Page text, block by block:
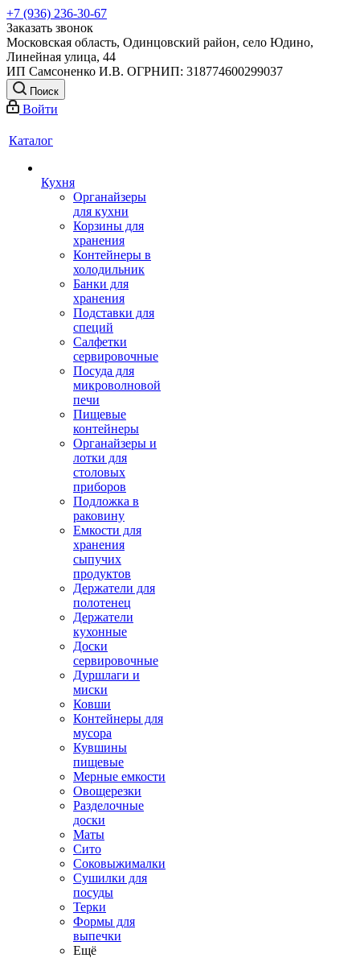
+7 (936) 236-30-67
Заказать звонок
Московская область, Одинцовский район, село Юдино,
Линейная улица, 44
ИП Самсоненко И.В. ОГРНИП: 318774600299037
Поиск
Войти
Каталог
Кухня
Органайзеры
для кухни
Корзины для
хранения
Контейнеры в
холодильник
Банки для
хранения
Подставки для
специй
Салфетки
сервировочные
Посуда для
микроволновой
печи
Пищевые
контейнеры
Органайзеры и
лотки для
столовых
приборов
Подложка в
раковину
Емкости для
хранения
сыпучих
продуктов
Держатели для
полотенец
Держатели
кухонные
Доски
сервировочные
Дуршлаги и
миски
Ковши
Контейнеры для
мусора
Кувшины
пищевые
Мерные емкости
Овощерезки
Разделочные
доски
Маты
Сито
Соковыжималки
Сушилки для
посуды
Терки
Формы для
выпечки
Ещё